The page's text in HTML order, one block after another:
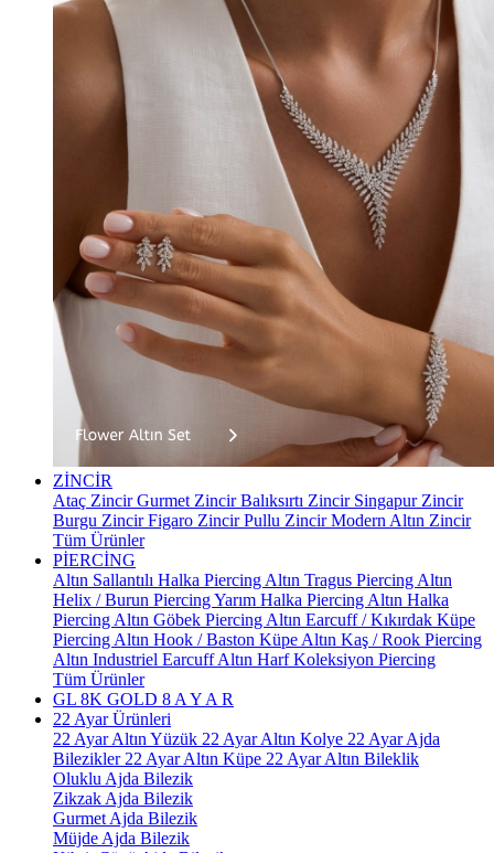
ZİNCİR
Ataç ZincirGurmet ZincirBalıksırtı Zincir Singapur Zincir
Burgu ZincirFigaro ZincirPullu ZincirModern Altın Zincir
Tüm Ürünler
PİERCİNG
Altın Sallantılı Halka Piercing Altın Tragus Piercing Altın
Helix / Burun PiercingYarım Halka Piercing Altın Halka
Piercing Altın Göbek Piercing Altın Earcuff / Kıkırdak Küpe
Piercing Altın Hook / Baston Küpe Altın Kaş / Rook Piercing
Altın Industriel EarcuffAltın Harf Koleksiyon Piercing
Tüm Ürünler
GL 8K GOLD 8 A Y A R
22 Ayar Ürünleri
22 Ayar Altın Yüzük 22 Ayar Altın Kolye 22 Ayar Ajda
Bilezikler 22 Ayar Altın Küpe 22 Ayar Altın Bileklik
Oluklu Ajda Bilezik
Zikzak Ajda Bilezik
Gurmet Ajda Bilezik
Müjde Ajda Bilezik